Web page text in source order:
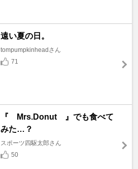
遠い夏の日。
tompumpkinheadさん
71
『 Mrs.Donut 』でも食べて
みた…？
スポーツ四駆太郎さん
50